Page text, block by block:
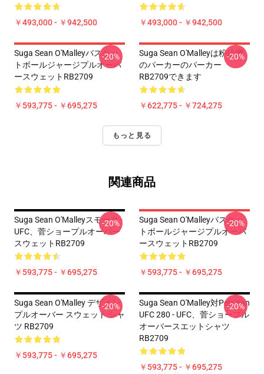
￥493,000 - ￥942,500 ￥493,000 - ￥942,500
Suga Sean O'Malleyバスケッ
トボールジャージプルオーバ
ースウェットRB2709
￥593,775 - ￥695,275
-20%
Suga Sean O'Malleyは粉砕機
のパーカーのパーカー
RB2709できます
￥622,775 - ￥724,275
-20%
もっと見る
関連商品
Suga Sean O'Malleyスモーク -
UFC、菅ショープルオーバー
スウェットRB2709
￥593,775 - ￥695,275
-20%
Suga Sean O'Malleyバスケッ
トボールジャージプルオーバ
ースウェットRB2709
￥593,775 - ￥695,275
-20%
Suga Sean O'Malley デザイン
プルオーバー スウェット シャ
ツ RB2709
￥593,775 - ￥695,275
-20%
Suga Sean O'Malley対Petr Yan
UFC 280 - UFC、菅ショープル
オーバースエットシャツ
RB2709
￥593,775 - ￥695,275
-20%